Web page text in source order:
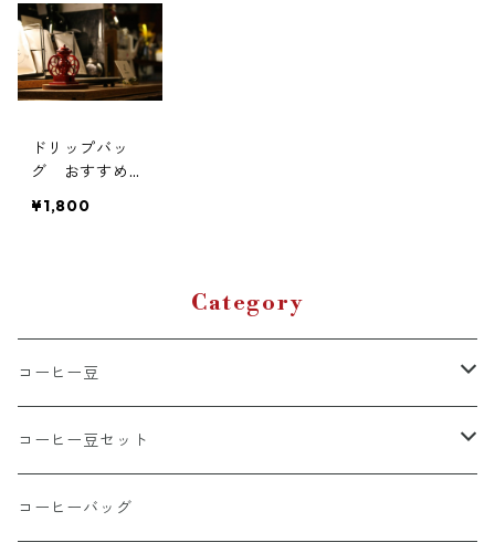
ドリップバッ
グ おすすめ５
¥1,800
Category
コーヒー豆
ブレンド
シングルオリジン
コーヒー豆セット
おすすめコーヒーセット
コーヒーバッグ